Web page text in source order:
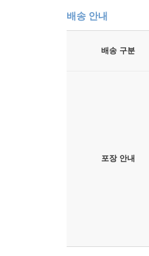
배송 안내
배송 구분
포장 안내